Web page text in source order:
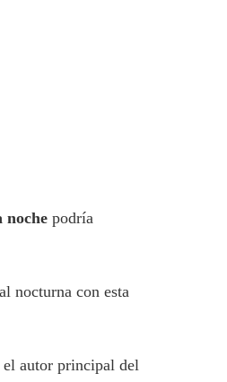
podría
nocturna con esta
el autor principal del